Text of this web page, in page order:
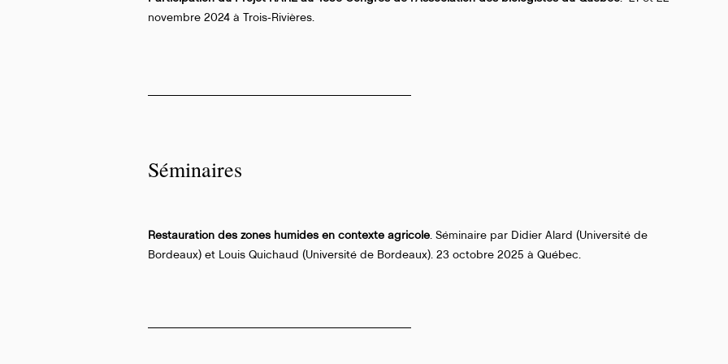
novembre 2024 à Trois-Rivières.
Séminaires
Restauration des zones humides en contexte agricole. Séminaire par Didier Alard (Université de
Bordeaux) et Louis Quichaud (Université de Bordeaux). 23 octobre 2025 à Québec.